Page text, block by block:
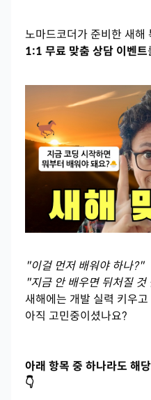
노마드코더가 준비한 새해
1:1 무료 맞춤 상담 이벤트
"이걸 먼저 배워야 하나?"
"지금 안 배우면 뒤처질 것
새해에는 개발 실력 키우
아직 고민중이셨나요?
아래 항목 중 하나라도 해
👇